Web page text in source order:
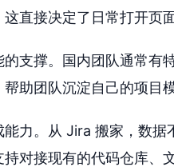
直接决定了日常打开页
支撑。国内团队通常有
助团队沉淀自己的项目
力。从 Jira 搬家，数
对接现有的代码仓库、